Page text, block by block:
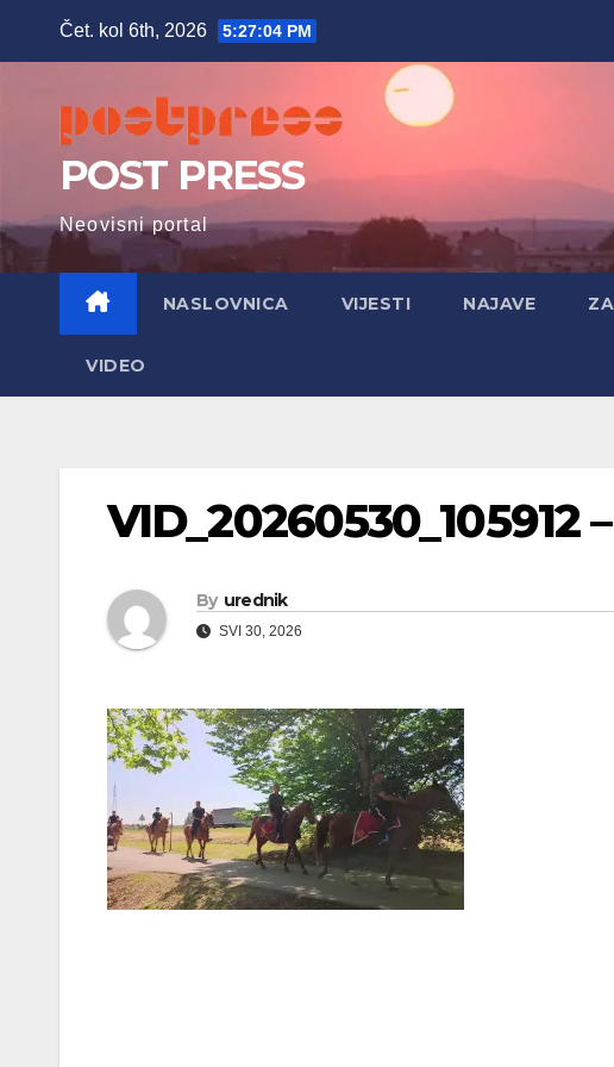
Čet. kol 6th, 2026 5:27:05 PM
POST PRESS
Neovisni portal
NASLOVNICA VIJESTI NAJAVE
VIDEO
VID_20260530_105912
By urednik
SVI 30, 2026